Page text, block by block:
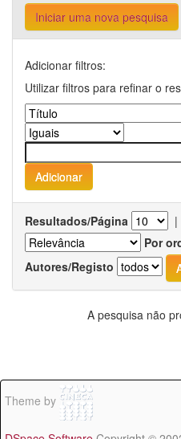
Iniciar uma nova pesquisa
Adicionar filtros:
Utilizar filtros para refinar o
Resultados/Página |
Por
Autores/Registo
A pesquisa não
Theme by